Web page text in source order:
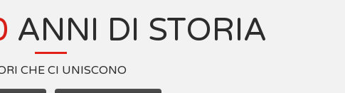
ANNI DI STORIA
CHE CI UNISCONO